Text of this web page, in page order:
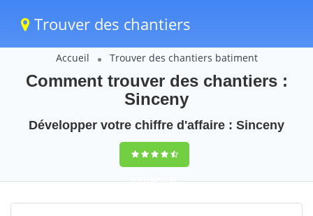
Trouver des chantiers
Accueil Trouver des chantiers batiment
Comment trouver des chantiers :
Sinceny
Développer votre chiffre d'affaire : Sinceny
9,5(100%)37
votes